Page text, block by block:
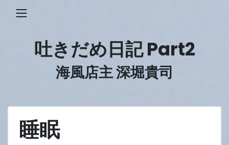
吐きだめ日記 Part2
海風店主 深堀貴司
睡眠